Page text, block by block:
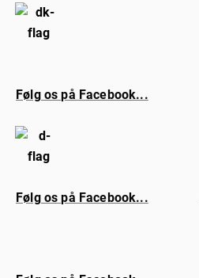
Følg os på Facebook...
Følg os på Facebook...